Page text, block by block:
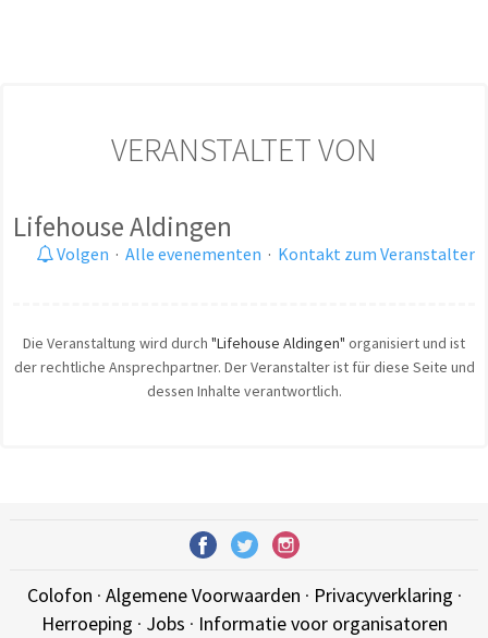
VERANSTALTET VON
Lifehouse Aldingen
Volgen · Alle evenementen · Kontakt zum Veranstalter
Die Veranstaltung wird durch "Lifehouse Aldingen" organisiert und ist
der rechtliche Ansprechpartner. Der Veranstalter ist für diese Seite und
dessen Inhalte verantwortlich.
Colofon · Algemene Voorwaarden · Privacyverklaring ·
Herroeping · Jobs · Informatie voor organisatoren